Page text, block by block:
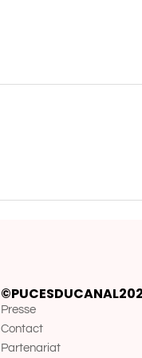
Presse
Contact
Partenariat